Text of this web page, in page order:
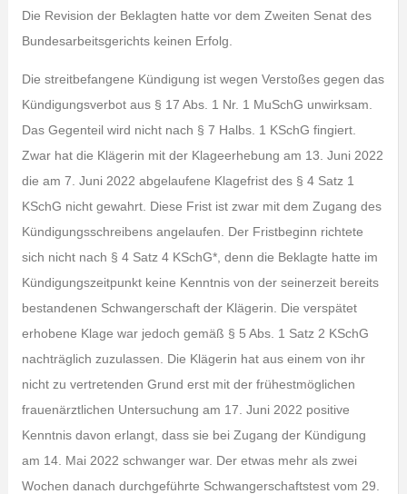
Die Revision der Beklagten hatte vor dem Zweiten Senat des
Bundesarbeitsgerichts keinen Erfolg.
Die streitbefangene Kündigung ist wegen Verstoßes gegen das
Kündigungsverbot aus § 17 Abs. 1 Nr. 1 MuSchG unwirksam.
Das Gegenteil wird nicht nach § 7 Halbs. 1 KSchG fingiert.
Zwar hat die Klägerin mit der Klageerhebung am 13. Juni 2022
die am 7. Juni 2022 abgelaufene Klagefrist des § 4 Satz 1
KSchG nicht gewahrt. Diese Frist ist zwar mit dem Zugang des
Kündigungsschreibens angelaufen. Der Fristbeginn richtete
sich nicht nach § 4 Satz 4 KSchG*, denn die Beklagte hatte im
Kündigungszeitpunkt keine Kenntnis von der seinerzeit bereits
bestandenen Schwangerschaft der Klägerin. Die verspätet
erhobene Klage war jedoch gemäß § 5 Abs. 1 Satz 2 KSchG
nachträglich zuzulassen. Die Klägerin hat aus einem von ihr
nicht zu vertretenden Grund erst mit der frühestmöglichen
frauenärztlichen Untersuchung am 17. Juni 2022 positive
Kenntnis davon erlangt, dass sie bei Zugang der Kündigung
am 14. Mai 2022 schwanger war. Der etwas mehr als zwei
Wochen danach durchgeführte Schwangerschaftstest vom 29.